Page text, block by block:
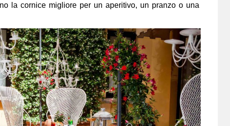
la cornice migliore per un aperitivo, un pranzo o una